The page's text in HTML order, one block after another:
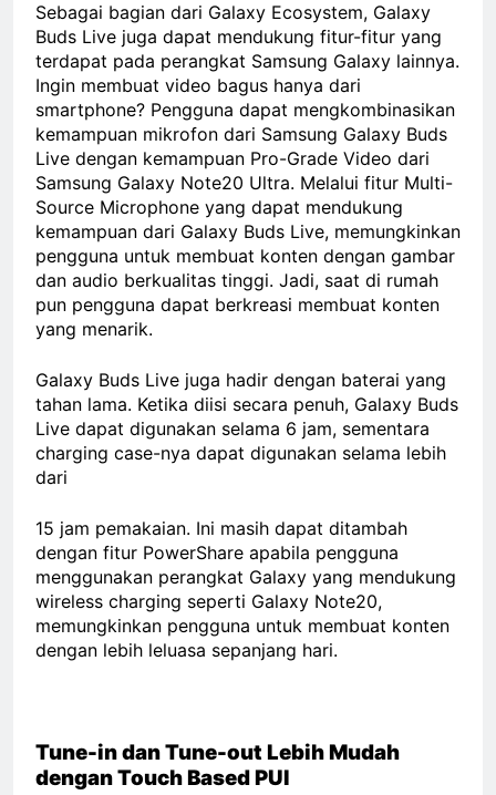
Sebagai bagian dari Galaxy Ecosystem, Galaxy
Buds Live juga dapat mendukung fitur-fitur yang
terdapat pada perangkat Samsung Galaxy lainnya.
Ingin membuat video bagus hanya dari
smartphone? Pengguna dapat mengkombinasikan
kemampuan mikrofon dari Samsung Galaxy Buds
Live dengan kemampuan Pro-Grade Video dari
Samsung Galaxy Note20 Ultra. Melalui fitur Multi-
Source Microphone yang dapat mendukung
kemampuan dari Galaxy Buds Live, memungkinkan
pengguna untuk membuat konten dengan gambar
dan audio berkualitas tinggi. Jadi, saat di rumah
pun pengguna dapat berkreasi membuat konten
yang menarik.
Galaxy Buds Live juga hadir dengan baterai yang
tahan lama. Ketika diisi secara penuh, Galaxy Buds
Live dapat digunakan selama 6 jam, sementara
charging case-nya dapat digunakan selama lebih
dari
15 jam pemakaian. Ini masih dapat ditambah
dengan fitur PowerShare apabila pengguna
menggunakan perangkat Galaxy yang mendukung
wireless charging seperti Galaxy Note20,
memungkinkan pengguna untuk membuat konten
dengan lebih leluasa sepanjang hari.
Tune-in dan Tune-out Lebih Mudah
dengan Touch Based PUI